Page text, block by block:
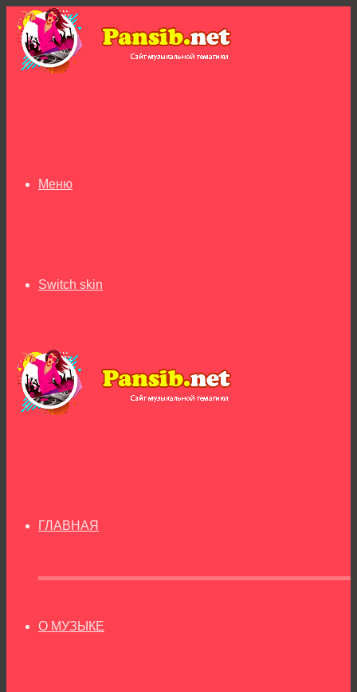
Меню
Switch skin
ГЛАВНАЯ
О МУЗЫКЕ